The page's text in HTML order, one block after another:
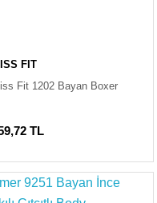
FIT
Fit 1202 Bayan Boxer
TL